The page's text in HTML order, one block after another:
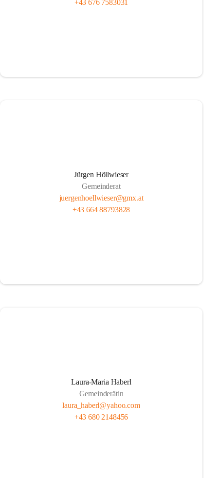
+43 676 7583031
Jürgen Höllwieser
Gemeinderat
juergenhoellwieser@gmx.at
+43 664 88793828
Laura-Maria Haberl
Gemeinderätin
laura_haberl@yahoo.com
+43 680 2148456